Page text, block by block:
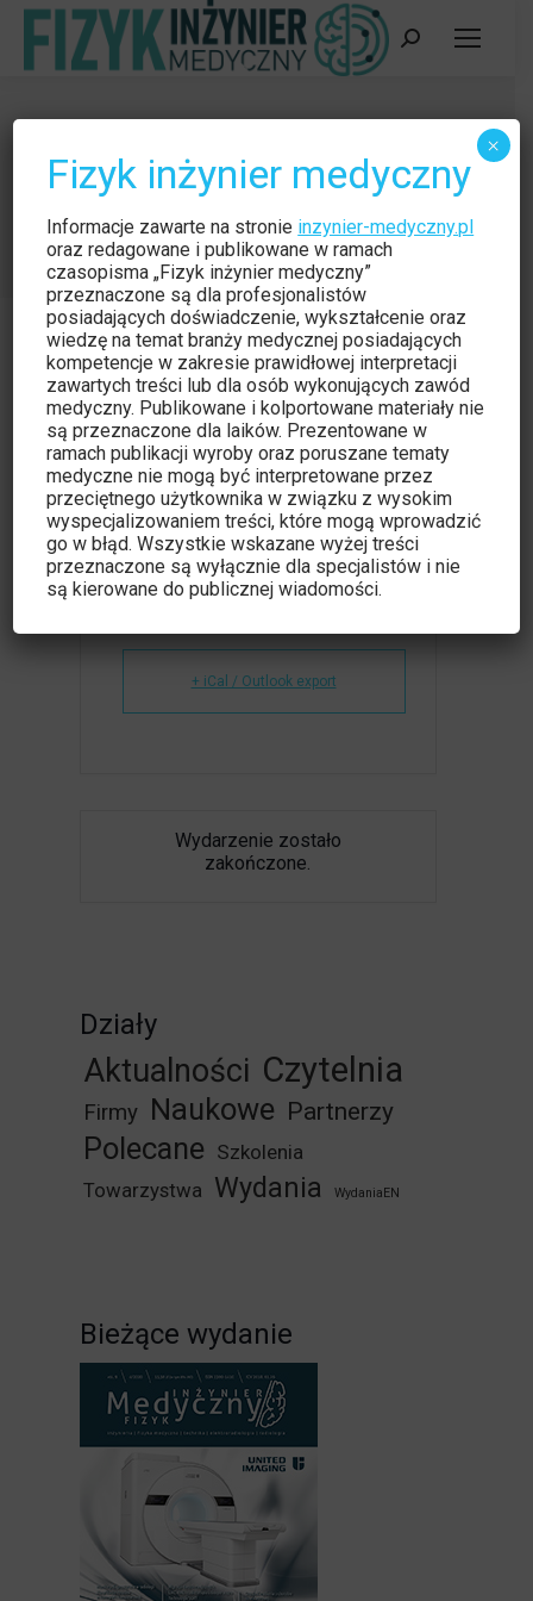
Szukaj:
rezonans magnetyczny
Strona główna
Wydarzenie
Kurs stacjonarny: Kardiologiczny rezonans magnetyczny
+ Dodaj do Google Calendar
+ iCal / Outlook export
Wydarzenie zostało
zakończone.
Działy
Aktualności Czytelnia
Firmy Naukowe Partnerzy
Polecane Szkolenia
Towarzystwa Wydania WydaniaEN
Bieżące wydanie
Fizyk inżynier medyczny
Informacje zawarte na stronie inzynier-medyczny.pl
oraz redagowane i publikowane w ramach
czasopisma „Fizyk inżynier medyczny”
przeznaczone są dla profesjonalistów
posiadających doświadczenie, wykształcenie oraz
wiedzę na temat branży medycznej posiadających
kompetencje w zakresie prawidłowej interpretacji
zawartych treści lub dla osób wykonujących zawód
medyczny. Publikowane i kolportowane materiały nie
są przeznaczone dla laików. Prezentowane w
ramach publikacji wyroby oraz poruszane tematy
medyczne nie mogą być interpretowane przez
przeciętnego użytkownika w związku z wysokim
wyspecjalizowaniem treści, które mogą wprowadzić
go w błąd. Wszystkie wskazane wyżej treści
przeznaczone są wyłącznie dla specjalistów i nie
są kierowane do publicznej wiadomości.
×